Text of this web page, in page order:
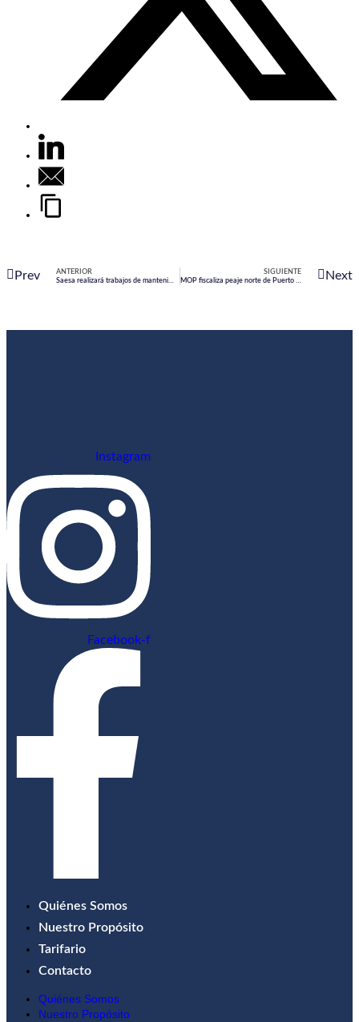
Prev
ANTERIOR
SIGUIENTE
Next
Instagram
Facebook-f
Quiénes Somos
Nuestro Propósito
Tarifario
Contacto
Quiénes Somos
Nuestro Propósito